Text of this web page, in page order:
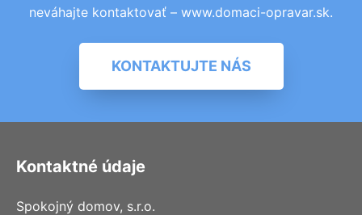
neváhajte kontaktovať – www.domaci-opravar.sk.
KONTAKTUJTE NÁS
Kontaktné údaje
Spokojný domov, s.r.o.